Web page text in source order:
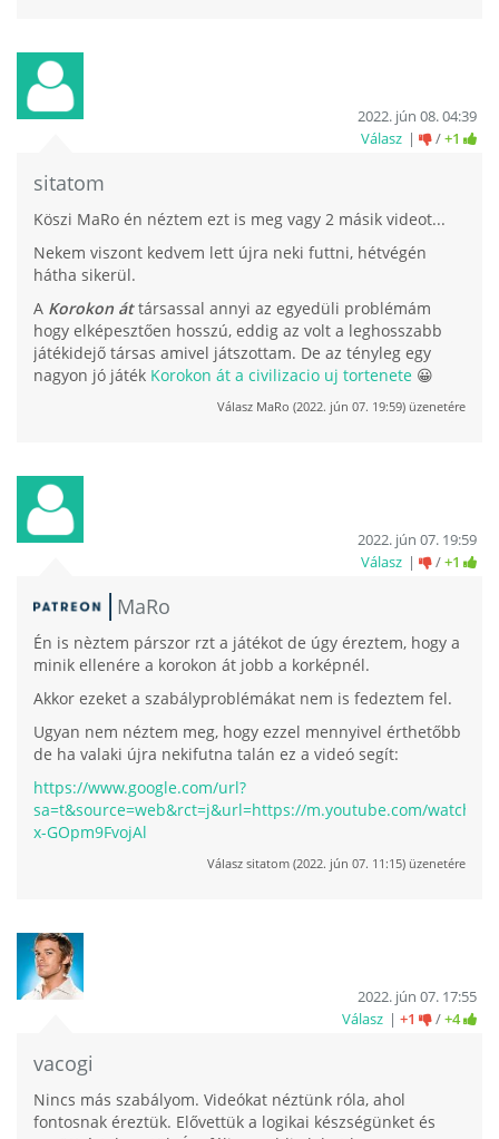
sitatom
2022. jún 08. 04:39
Válasz
/+1
Köszi MaRo én néztem ezt is meg vagy 2 másik videot...
Nekem viszont kedvem lett újra neki futtni, hétvégén
hátha sikerül.
A Korokon áttársassal annyi az egyedüli problémám
hogy elképesztően hosszú, eddig az volt a leghosszabb
játékidejő társas amivel játszottam. De az tényleg egy
nagyon jó játék Korokon át a civilizacio uj tortenete 😀
Válasz MaRo (2022. jún 07. 19:59) üzenetére
MaRo
2022. jún 07. 19:59
Válasz
/+1
Én is nèztem párszor rzt a játékot de úgy éreztem, hogy a
minik ellenére a korokon át jobb a korképnél.
Akkor ezeket a szabályproblémákat nem is fedeztem fel.
Ugyan nem néztem meg, hogy ezzel mennyivel érthetőbb
de ha valaki újra nekifutna talán ez a videó segít:
https://www.google.com/url?
sa=t&source=web&rct=j&url=https://m.youtube.com/
x-GOpm9FvojAl
Válasz sitatom (2022. jún 07. 11:15) üzenetére
vacogi
2022. jún 07. 17:55
Válasz
+1 /+4
Nincs más szabályom. Videókat néztünk róla, ahol
fontosnak éreztük. Elővettük a logikai készségünket és